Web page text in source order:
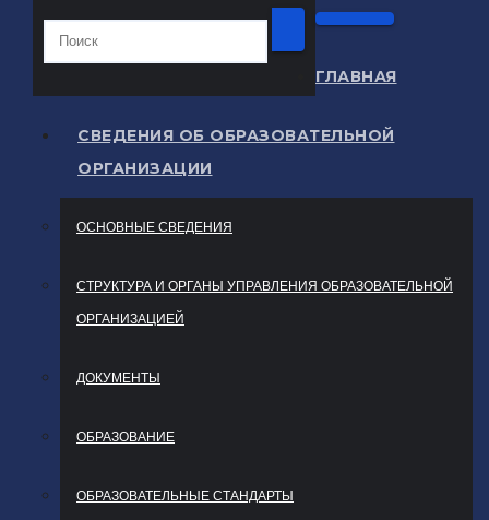
ГЛАВНАЯ
СВЕДЕНИЯ ОБ ОБРАЗОВАТЕЛЬНОЙ
ОРГАНИЗАЦИИ
ОСНОВНЫЕ СВЕДЕНИЯ
СТРУКТУРА И ОРГАНЫ УПРАВЛЕНИЯ ОБРАЗОВАТЕЛЬНОЙ
ОРГАНИЗАЦИЕЙ
ДОКУМЕНТЫ
ОБРАЗОВАНИЕ
ОБРАЗОВАТЕЛЬНЫЕ СТАНДАРТЫ